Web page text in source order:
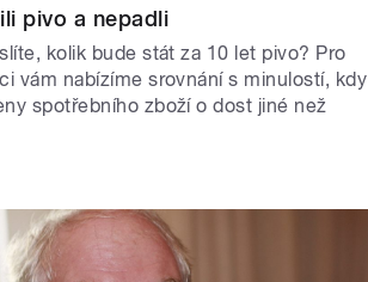
pivo a nepadli
kolik bude stát za 10 let pivo? Pro
vám nabízíme srovnání s minulostí, kdy
spotřebního zboží o dost jiné než